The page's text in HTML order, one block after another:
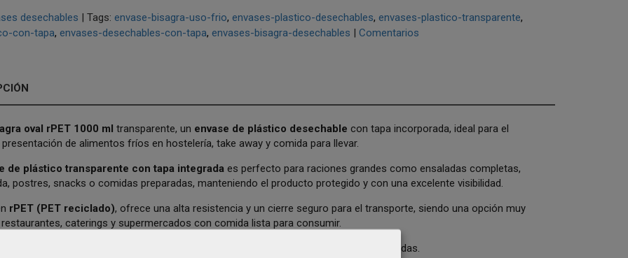
desechables | Tags: envase-bisagra-uso-frio envases-plastico-desechables envases-plastico-transparente
con-tapa envases-desechables-con-tapa envases-bisagra-desechables | Comentarios
oval rPET 1000 ml transparente, un envase de plástico desechable con tapa incorporada, ideal para el
de alimentos fríos en hostelería, take away y comida para llevar.
de plástico transparente con tapa integrada es perfecto para raciones grandes como ensaladas completas,
postres, snacks o comidas preparadas, manteniendo el producto protegido y con una excelente visibilidad.
rPET (PET reciclado), ofrece una alta resistencia y un cierre seguro para el transporte, siendo una opción muy
caterings y supermercados con comida lista para consumir.
, no está recomendado para calentar en microondas.